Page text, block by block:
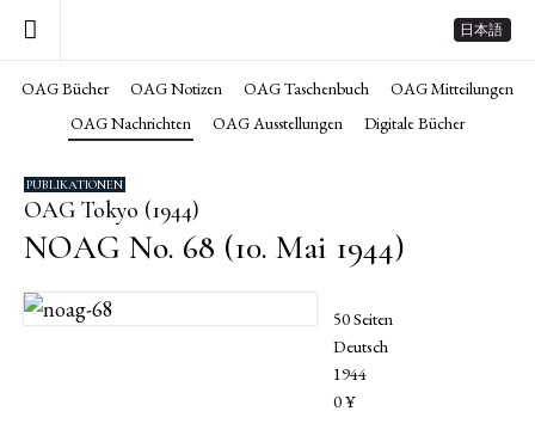
日本語
OAG Bücher OAG Notizen OAG Taschenbuch
OAG Mitteilungen
OAG Nachrichten
OAG Ausstellungen Digitale Bücher
PUBLIKATIONEN
OAG Tokyo (1944)
NOAG No. 68 (10. Mai 1944)
50 Seiten
Deutsch
1944
0 ¥